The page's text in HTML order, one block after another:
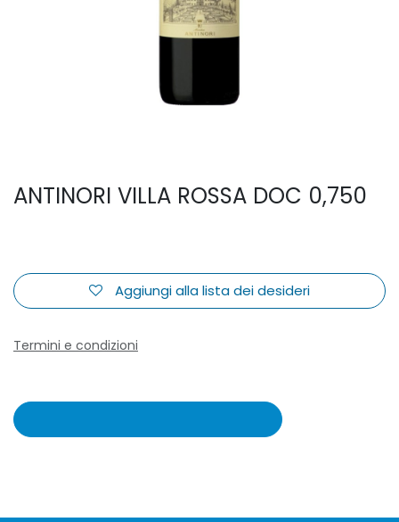
ANTINORI VILLA ROSSA DOC 0,750
Aggiungi alla lista dei desideri
Termini e condizioni